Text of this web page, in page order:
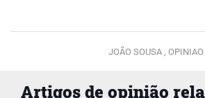
JOÃO SOUSA , OPINIAO
Artigos de opinião